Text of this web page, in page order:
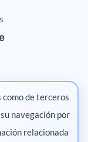
de terceros
navegación por
relacionada